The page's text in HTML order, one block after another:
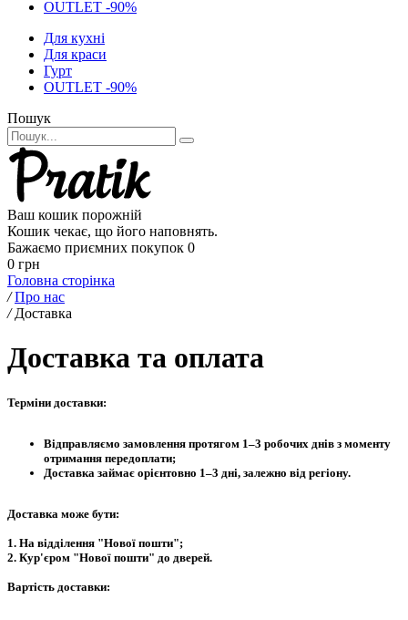
OUTLET -90%
Для кухні
Для краси
Гурт
OUTLET -90%
Пошук
Ваш кошик порожній
Кошик чекає, що його наповнять.
Бажаємо приємних покупок 0
0 грн
Головна сторінка
/ Про нас
/ Доставка
Доставка та оплата
Терміни доставки:
Відправляємо замовлення протягом 1–3 робочих днів з моменту
отримання передоплати;
Доставка займає орієнтовно 1–3 дні, залежно від регіону.
Доставка може бути:
1. На відділення "Нової пошти";
2. Кур'єром "Нової пошти" до дверей.
Вартість доставки: